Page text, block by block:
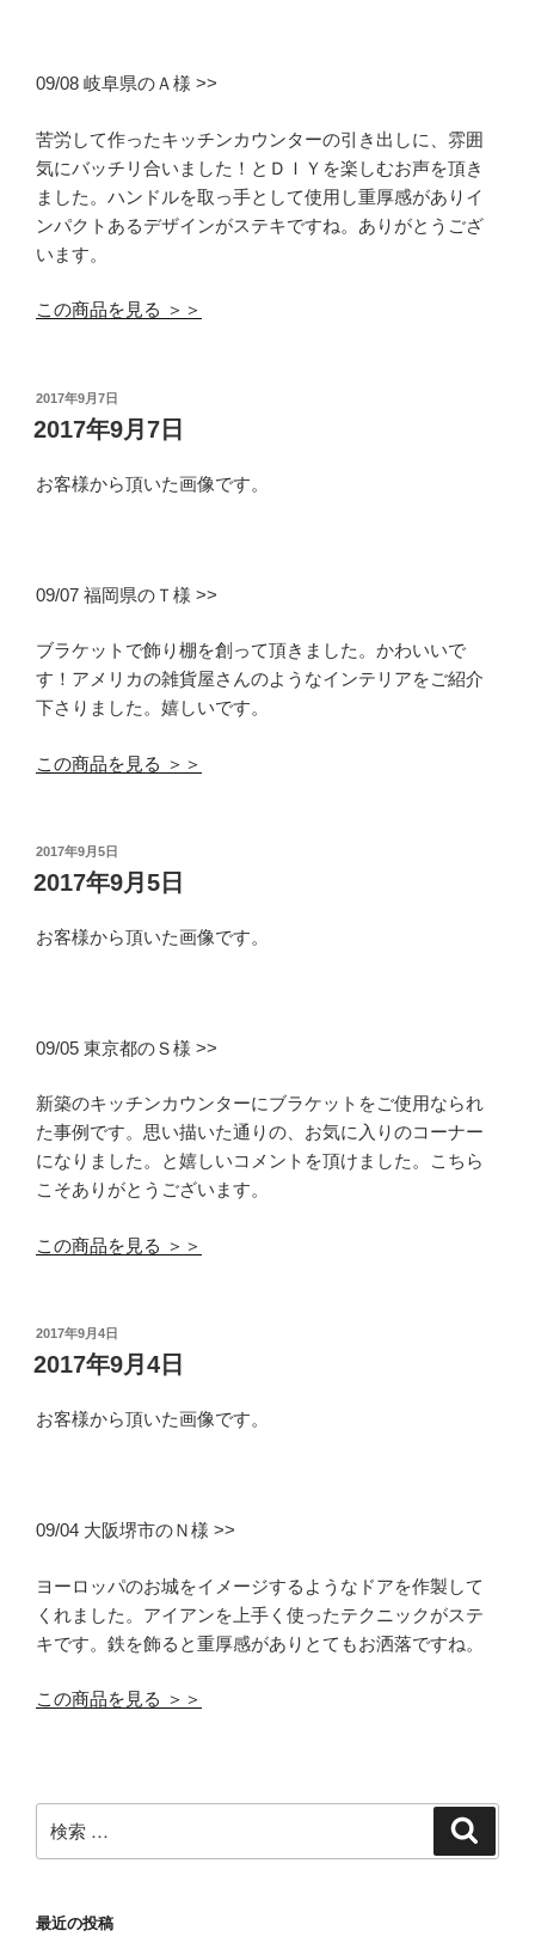
09/08 岐阜県のＡ様 >>
苦労して作ったキッチンカウンターの引き出しに、雰囲
気にバッチリ合いました！とＤＩＹを楽しむお声を頂き
ました。ハンドルを取っ手として使用し重厚感がありイ
ンパクトあるデザインがステキですね。ありがとうござ
います。
この商品を見る ＞＞
投
稿
日:
2017年9月7日
2017年9月7日
お客様から頂いた画像です。
09/07 福岡県のＴ様 >>
ブラケットで飾り棚を創って頂きました。かわいいで
す！アメリカの雑貨屋さんのようなインテリアをご紹介
下さりました。嬉しいです。
この商品を見る ＞＞
投
稿
日:
2017年9月5日
2017年9月5日
お客様から頂いた画像です。
09/05 東京都のＳ様 >>
新築のキッチンカウンターにブラケットをご使用なられ
た事例です。思い描いた通りの、お気に入りのコーナー
になりました。と嬉しいコメントを頂けました。こちら
こそありがとうございます。
この商品を見る ＞＞
投
稿
日:
2017年9月4日
2017年9月4日
お客様から頂いた画像です。
09/04 大阪堺市のＮ様 >>
ヨーロッパのお城をイメージするようなドアを作製して
くれました。アイアンを上手く使ったテクニックがステ
キです。鉄を飾ると重厚感がありとてもお洒落ですね。
この商品を見る ＞＞
索:
最近の投稿